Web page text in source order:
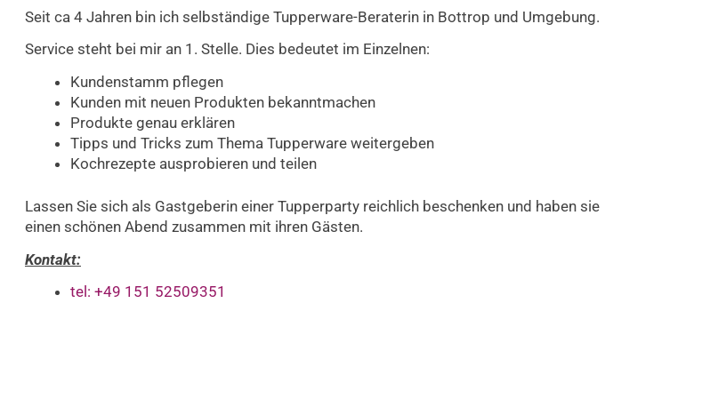
Seit ca 4 Jahren bin ich selbständige Tupperware-Beraterin in Bottrop und Umgebung.
Service steht bei mir an 1. Stelle. Dies bedeutet im Einzelnen:
Kundenstamm pflegen
Kunden mit neuen Produkten bekanntmachen
Produkte genau erklären
Tipps und Tricks zum Thema Tupperware weitergeben
Kochrezepte ausprobieren und teilen
Lassen Sie sich als Gastgeberin einer Tupperparty reichlich beschenken und haben sie
einen schönen Abend zusammen mit ihren Gästen.
Kontakt:
tel: +49 151 52509351